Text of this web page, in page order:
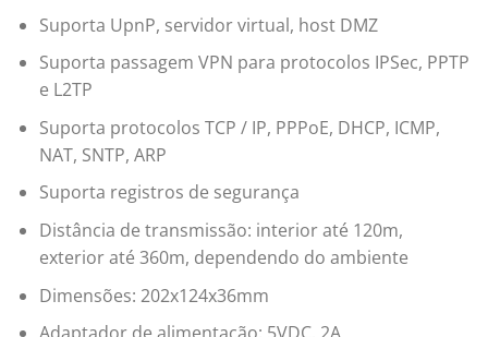
Suporta UpnP, servidor virtual, host DMZ
Suporta passagem VPN para protocolos IPSec, PPTP
e L2TP
Suporta protocolos TCP / IP, PPPoE, DHCP, ICMP,
NAT, SNTP, ARP
Suporta registros de segurança
Distância de transmissão: interior até 120m,
exterior até 360m, dependendo do ambiente
Dimensões: 202x124x36mm